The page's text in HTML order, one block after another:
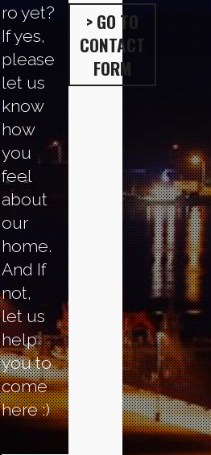
ブ
カテ
ゴリ
ー
カテゴリーなし
ro yet?
If yes,
please
let us
know
how
you
feel
about
our
home.
And If
not,
let us
help
you to
come
here :)
> GO TO
CONTACT
FORM